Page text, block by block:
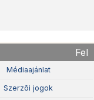
Fel
Médiaajánlat
Szerzõi jogok